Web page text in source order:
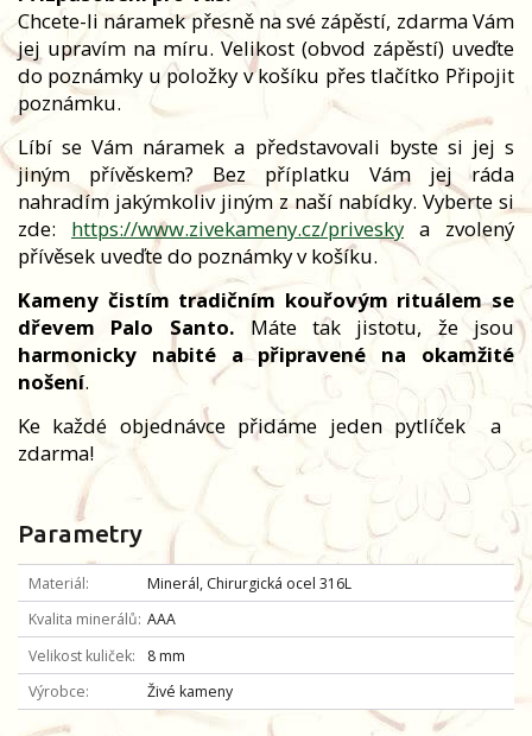
Chcete-li náramek přesně na své zápěstí, zdarma Vám
jej upravím na míru. Velikost (obvod zápěstí) uveďte
do poznámky u položky v košíku přes tlačítko Připojit
poznámku.
Líbí se Vám náramek a představovali byste si jej s
jiným přívěskem? Bez příplatku Vám jej ráda
nahradím jakýmkoliv jiným z naší nabídky. Vyberte si
zde: https://www.zivekameny.cz/priveskya zvolený
přívěsek uveďte do poznámky v košíku.
Kameny čistím tradičním kouřovým rituálem se
dřevem Palo Santo. Máte tak jistotu, že jsou
harmonicky nabité a připravené na okamžité
nošení.
Ke každé objednávce přidáme jeden pytlíček
a
zdarma!
Parametry
Materiál
Minerál, Chirurgická ocel 316L
Kvalita minerálů AAA
Velikost kuliček
8 mm
Výrobce
Živé kameny